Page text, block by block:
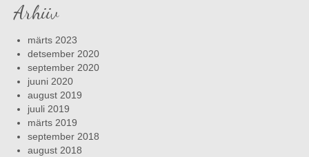
Arhiiv
märts 2023
detsember 2020
september 2020
juuni 2020
august 2019
juuli 2019
märts 2019
september 2018
august 2018